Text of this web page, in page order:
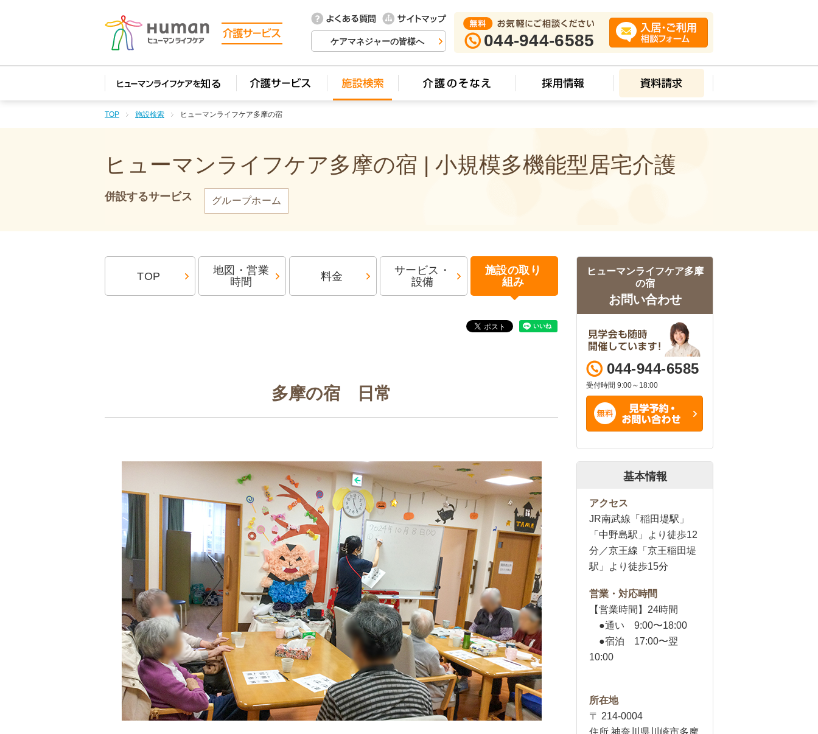
ケアマネジャーの皆様へ 044-944-6585
TOP 施設検索 ヒューマンライフケア多摩の宿
ヒューマンライフケア多摩の宿 | 小規模多機能型居宅介護
併設するサービス グループホーム
TOP
地図・営業
時間
料金
サービス・
設備
施設の取り
組み
多摩の宿 日常
ヒューマンライフケア多摩
の宿
お問い合わせ
044-944-6585
受付時間 9:00～18:00
基本情報
アクセス
JR南武線「稲田堤駅」
「中野島駅」より徒歩12
分／京王線「京王稲田堤
駅」より徒歩15分
営業・対応時間
【営業時間】24時間
●通い 9:00〜18:00
●宿泊 17:00〜翌
10:00
所在地
〒 214-0004
住所 神奈川県川崎市多摩